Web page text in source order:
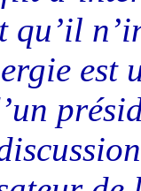
qu’il